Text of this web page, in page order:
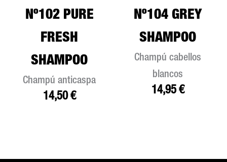
Nº102 PURE
FRESH
SHAMPOO
Champú anticaspa
14,50€
Nº104 GREY
SHAMPOO
Champú cabellos
blancos
14,95€